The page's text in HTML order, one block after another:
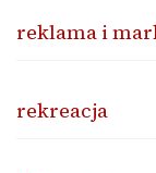
reklama i
rekreacja